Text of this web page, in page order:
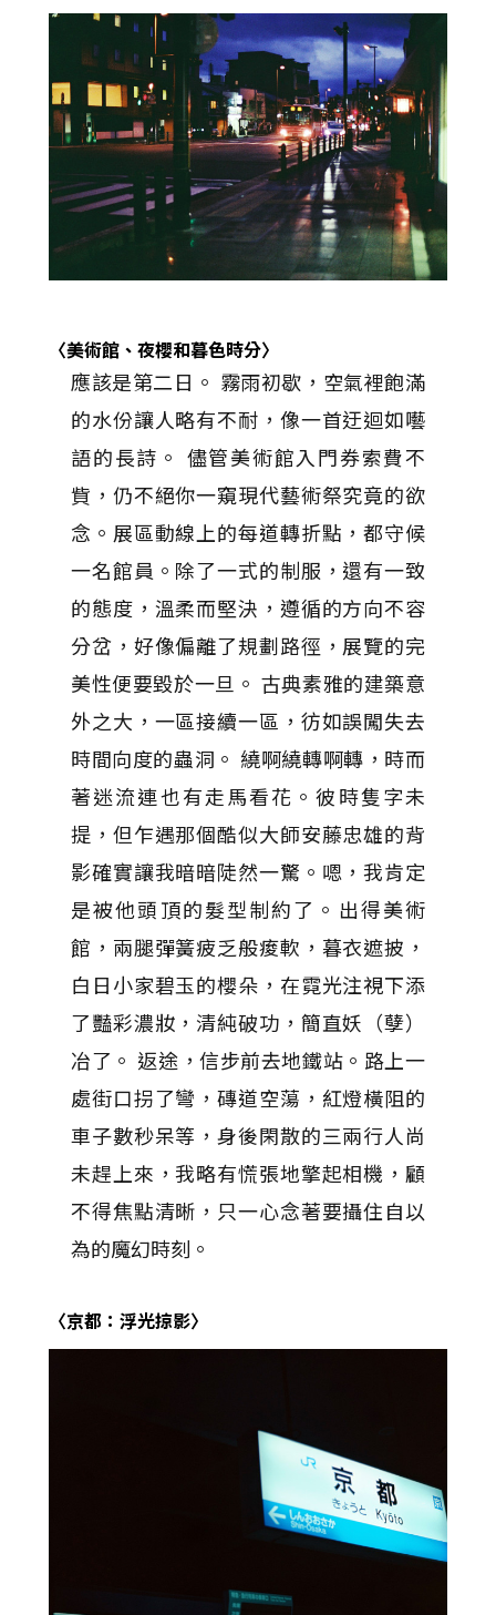
〈美術館、夜櫻和暮色時分〉
應該是第二日。 霧雨初歇，空氣裡飽滿
的水份讓人略有不耐，像一首迂迴如囈
語的長詩。 儘管美術館入門券索費不
貲，仍不絕你一窺現代藝術祭究竟的欲
念。展區動線上的每道轉折點，都守候
一名館員。除了一式的制服，還有一致
的態度，溫柔而堅決，遵循的方向不容
分岔，好像偏離了規劃路徑，展覽的完
美性便要毀於一旦。 古典素雅的建築意
外之大，一區接續一區，彷如誤闖失去
時間向度的蟲洞。 繞啊繞轉啊轉，時而
著迷流連也有走馬看花。彼時隻字未
提，但乍遇那個酷似大師安藤忠雄的背
影確實讓我暗暗陡然一驚。嗯，我肯定
是被他頭頂的髮型制約了。出得美術
館，兩腿彈簧疲乏般痠軟，暮衣遮披，
白日小家碧玉的櫻朵，在霓光注視下添
了豔彩濃妝，清純破功，簡直妖（孽）
冶了。 返途，信步前去地鐵站。路上一
處街口拐了彎，磚道空蕩，紅燈橫阻的
車子數秒呆等，身後閑散的三兩行人尚
未趕上來，我略有慌張地擎起相機，顧
不得焦點清晰，只一心念著要攝住自以
為的魔幻時刻。
〈京都：浮光掠影〉